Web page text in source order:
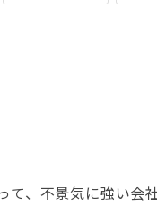
て、不景気に強い会